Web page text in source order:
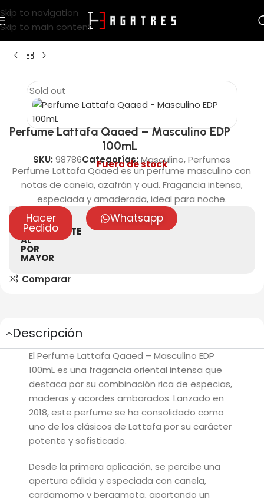
Skip to navigation
Skip to main content
Sold out
Perfume Lattafa Qaaed – Masculino EDP
100mL
SKU:98786Categorías: Masculino, Perfumes
Fuera de stock
Perfume Lattafa Qaaed es un perfume masculino con
notas de canela, azafrán y oud. Fragancia intensa,
especiada y amaderada, ideal para noche.
VENTAS
ÚNICAMENTE
AL
POR
MAYOR
Hacer
Pedido
Whatsapp
Comparar
Descripción
El Perfume Lattafa Qaaed – Masculino EDP
100mLes una fragancia oriental intensa que
destaca por su combinación rica de especias,
maderas y acordes ambarados. Lanzado en
2018, este perfume se ha consolidado como
uno de los clásicos de Lattafa por su carácter
potente y sofisticado.
Desde la primera aplicación, se percibe una
apertura cálida y especiada con canela,
cardamomo y bergamota, aportando un